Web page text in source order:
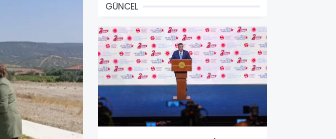
GÜNCEL